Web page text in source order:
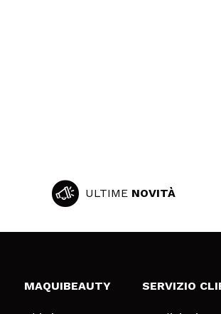
ULTIME NOVITÀ
MAQUIBEAUTY SERVIZIO